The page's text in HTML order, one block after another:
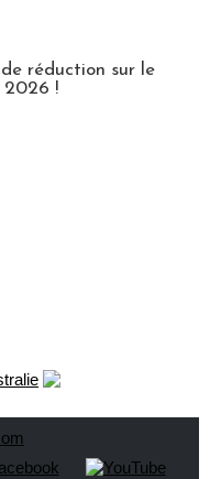
réduction sur le
2026 !